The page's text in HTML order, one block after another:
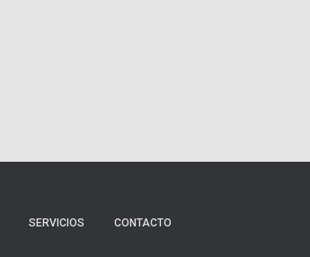
SERVICIOS CONTACTO